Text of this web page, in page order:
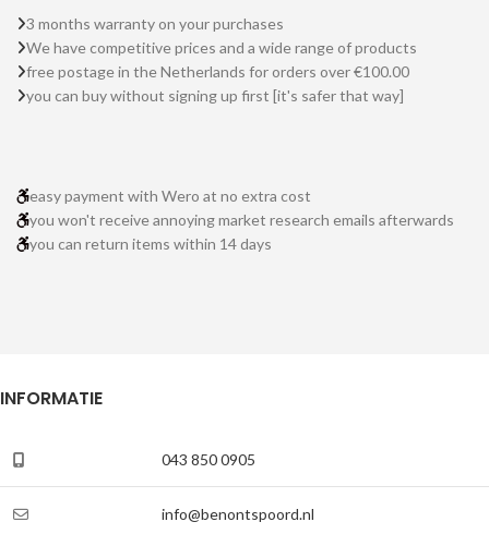
3 months warranty on your purchases
We have competitive prices and a wide range of products
free postage in the Netherlands for orders over €100.00
you can buy without signing up first [it's safer that way]
easy payment with Wero at no extra cost
you won't receive annoying market research emails afterwards
you can return items within 14 days
INFORMATIE
043 850 0905
info@benontspoord.nl